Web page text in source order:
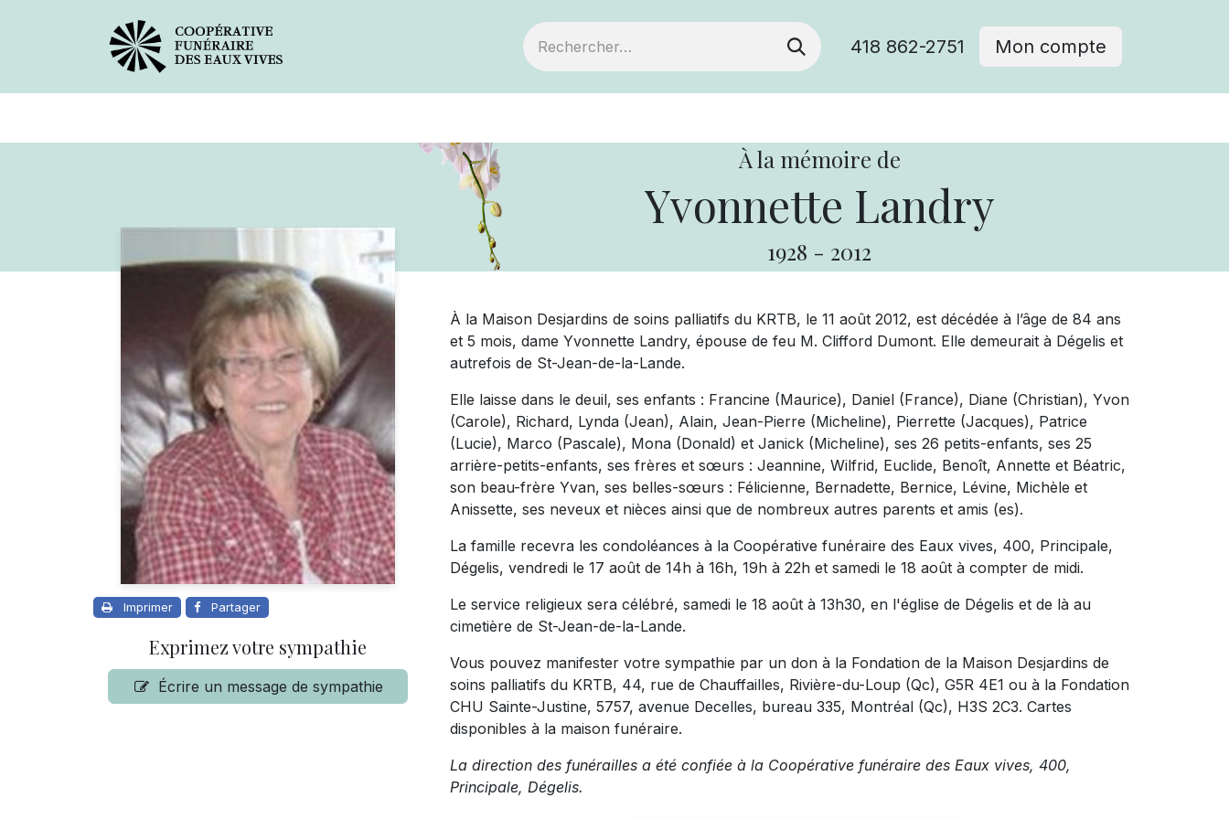
418 862-2751 Mon compte
À la mémoire de
Yvonnette Landry
1928 - 2012
Imprimer Partager
Exprimez votre sympathie
Écrire un message de sympathie
À la Maison Desjardins de soins palliatifs du KRTB, le 11 août 2012, est décédée à l’âge de 84 ans
et 5 mois, dame Yvonnette Landry, épouse de feu M. Clifford Dumont. Elle demeurait à Dégelis et
autrefois de St-Jean-de-la-Lande.
Elle laisse dans le deuil, ses enfants : Francine (Maurice), Daniel (France), Diane (Christian), Yvon
(Carole), Richard, Lynda (Jean), Alain, Jean-Pierre (Micheline), Pierrette (Jacques), Patrice
(Lucie), Marco (Pascale), Mona (Donald) et Janick (Micheline), ses 26 petits-enfants, ses 25
arrière-petits-enfants, ses frères et sœurs : Jeannine, Wilfrid, Euclide, Benoît, Annette et Béatric,
son beau-frère Yvan, ses belles-sœurs : Félicienne, Bernadette, Bernice, Lévine, Michèle et
Anissette, ses neveux et nièces ainsi que de nombreux autres parents et amis (es).
La famille recevra les condoléances à la Coopérative funéraire des Eaux vives, 400, Principale,
Dégelis, vendredi le 17 août de 14h à 16h, 19h à 22h et samedi le 18 août à compter de midi.
Le service religieux sera célébré, samedi le 18 août à 13h30, en l'église de Dégelis et de là au
cimetière de St-Jean-de-la-Lande.
Vous pouvez manifester votre sympathie par un don à la Fondation de la Maison Desjardins de
soins palliatifs du KRTB, 44, rue de Chauffailles, Rivière-du-Loup (Qc), G5R 4E1 ou à la Fondation
CHU Sainte-Justine, 5757, avenue Decelles, bureau 335, Montréal (Qc), H3S 2C3. Cartes
disponibles à la maison funéraire.
La direction des funérailles a été confiée à la Coopérative funéraire des Eaux vives, 400,
Principale, Dégelis.